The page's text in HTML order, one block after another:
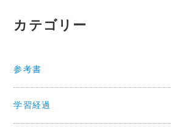
カテゴリー
参考書
学習経過